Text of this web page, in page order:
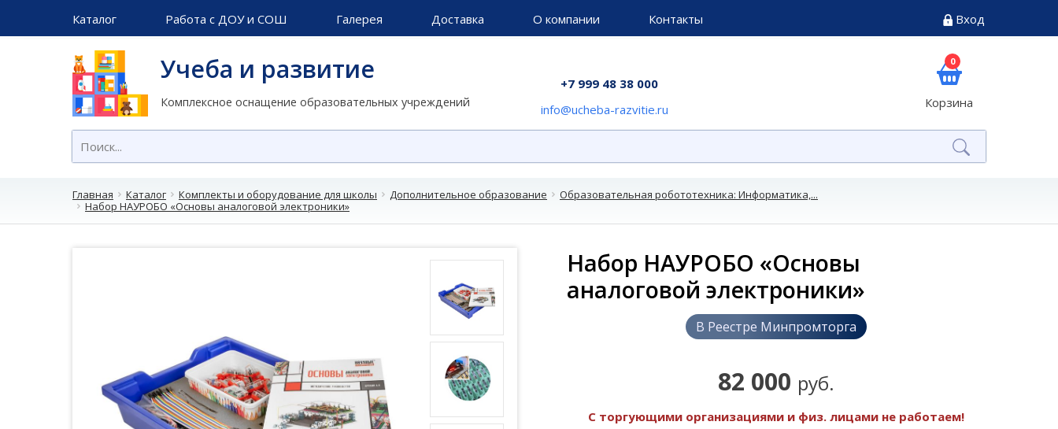
Каталог Работа с ДОУ и СОШ Галерея Доставка О компании Контакты Вход
Учеба и развитие
Комплексное оснащение образовательных учреждений
+7 999 48 38 000
info@ucheba-razvitie.ru
0
Корзина
Главная Каталог Комплекты и оборудование для школы Дополнительное образование
Образовательная робототехника: Информатика,...
Набор НАУРОБО «Основы аналоговой электроники»
Набор НАУРОБО «Основы
аналоговой электроники»
В Реестре Минпромторга
82 000 руб.
С торгующими организациями и физ. лицами не работаем!